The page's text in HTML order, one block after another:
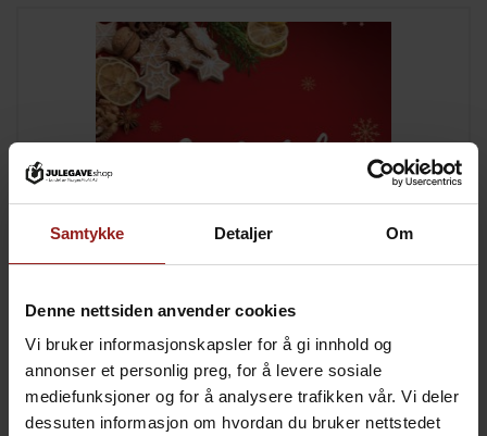
Samtykke Detaljer Om
Denne nettsiden anvender cookies
Vi bruker informasjonskapsler for å gi innhold og
annonser et personlig preg, for å levere sosiale
mediefunksjoner og for å analysere trafikken vår. Vi deler
dessuten informasjon om hvordan du bruker nettstedet
Julekort C +kr 15,00